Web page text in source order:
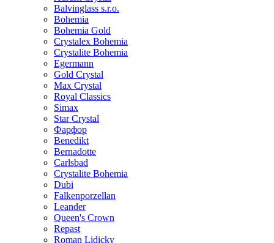
Balvinglass s.r.o.
Bohemia
Bohemia Gold
Crystalex Bohemia
Crystalite Bohemia
Egermann
Gold Crystal
Max Crystal
Royal Classics
Simax
Star Crystal
Фарфор
Benedikt
Bernadotte
Carlsbad
Crystalite Bohemia
Dubi
Falkenporzellan
Leander
Queen's Crown
Repast
Roman Lidicky